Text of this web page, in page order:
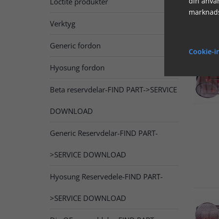
Verktyg
Generic fordon
Hyosung fordon
Beta reservdelar-FIND PART->SERVICE
DOWNLOAD
Generic Reservdelar-FIND PART-
>SERVICE DOWNLOAD
Hyosung Reservedele-FIND PART-
>SERVICE DOWNLOAD
Cookie-